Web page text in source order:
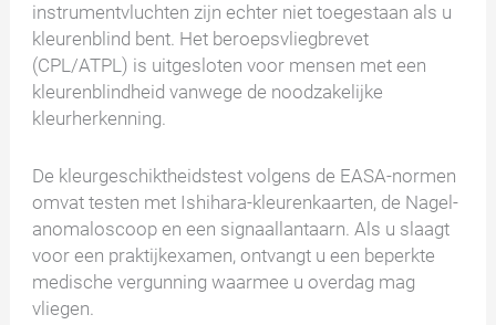
instrumentvluchten zijn echter niet toegestaan als u
kleurenblind bent. Het beroepsvliegbrevet
(CPL/ATPL) is uitgesloten voor mensen met een
kleurenblindheid vanwege de noodzakelijke
kleurherkenning.
De kleurgeschiktheidstest volgens de EASA-normen
omvat testen met Ishihara-kleurenkaarten, de Nagel-
anomaloscoop en een signaallantaarn. Als u slaagt
voor een praktijkexamen, ontvangt u een beperkte
medische vergunning waarmee u overdag mag
vliegen.